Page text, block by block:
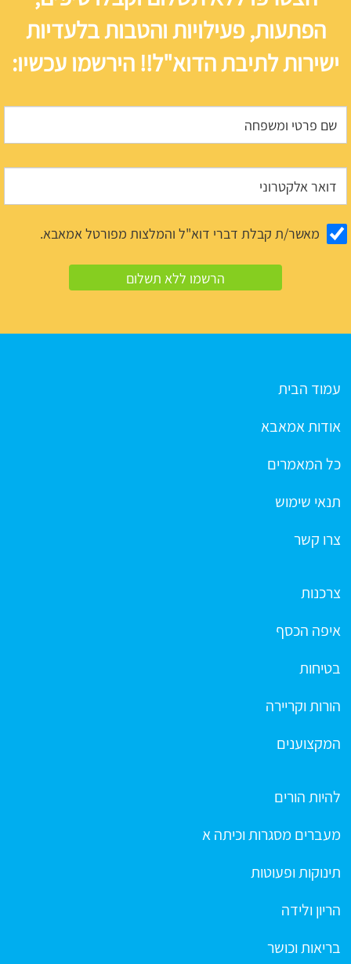
הפתעות, פעילויות והטבות בלעדיות
ישירות לתיבת הדוא"ל!! הירשמו עכשיו:
מאשר/ת קבלת דברי דוא"ל והמלצות מפורטל אמאבא.
עמוד הבית
אודות אמאבא
כל המאמרים
תנאי שימוש
צרו קשר
צרכנות
איפה הכסף
בטיחות
הורות וקריירה
המקצוענים
להיות הורים
מעברים מסגרות וכיתה א
תינוקות ופעוטות
הריון ולידה
בריאות וכושר